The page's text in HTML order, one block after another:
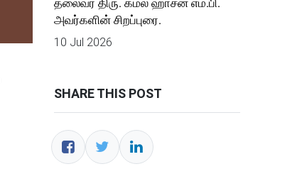
அவர்களின் சிறப்புரை.
10 Jul 2026
SHARE THIS POST